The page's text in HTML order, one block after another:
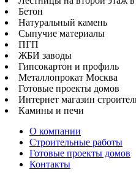
Бетон
Натуральный камень
Сыпучие материалы
ПГП
ЖБИ заводы
Гипсокартон и профиль
Металлопрокат Москва
Готовые проекты домов
Интернет магазин
Камины и печи
О компании
Строительные работы
Готовые проекты домов
Контакты